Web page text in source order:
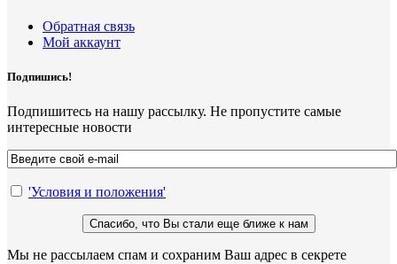
Обратная связь
Мой аккаунт
Подпишись!
Подпишитесь на нашу рассылку. Не пропустите самые
интересные новости
'Условия и положения'
Мы не рассылаем спам и сохраним Ваш адрес в секрете